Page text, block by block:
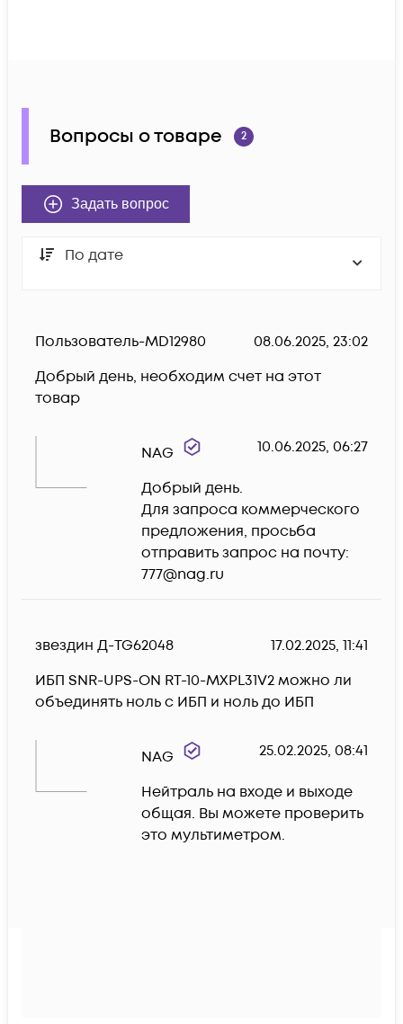
Вопросы о товаре 2
Задать вопрос
По дате
Пользователь-MD12980
08.06.2025, 23:02
Добрый день, необходим счет на этот
товар
NAG 10.06.2025, 06:27
Добрый день.
Для запроса коммерческого
предложения, просьба
отправить запрос на почту:
777@nag.ru
звездин Д-TG62048
17.02.2025, 11:41
ИБП SNR-UPS-ON RT-10-MXPL31V2 можно ли
объединять ноль с ИБП и ноль до ИБП
NAG 25.02.2025, 08:41
Нейтраль на входе и выходе
общая. Вы можете проверить
это мультиметром.